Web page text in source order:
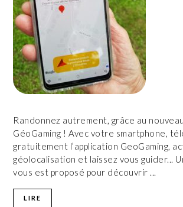
Randonnez autrement, grâce au
GéoGaming ! Avec votre smartphone,
gratuitement l’application GeoGaming,
géolocalisation et laissez vous guider...
vous est proposé pour découvrir ...
LIRE